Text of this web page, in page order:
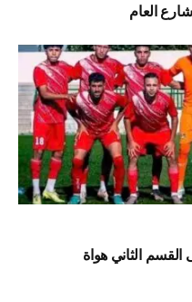
العام
الثاني هواة